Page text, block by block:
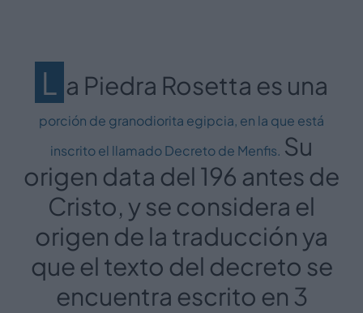
L a Piedra Rosetta es una
porción de granodiorita egipcia, en la que está
inscrito el llamado Decreto de Menfis. Su
origen data del 196 antes de
Cristo, y se considera el
origen de la traducción ya
que el texto del decreto se
encuentra escrito en 3